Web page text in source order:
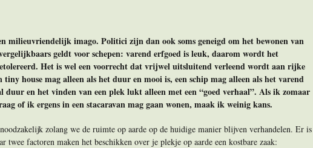
milieuvriendelijk imago. Politici zijn dan ook soms geneigd om het bewonen van
geldt voor schepen: varend erfgoed is leuk, daarom wordt het
Het is wel een voorrecht dat vrijwel uitsluitend verleend wordt aan rijke
tiny house mag alleen als het duur en mooi is, een schip mag alleen als het varend
duur en het vinden van een plek lukt alleen met een “goed verhaal”. Als ik zomaar
of ik ergens in een stacaravan mag gaan wonen, maak ik weinig kans.
zolang we de ruimte op aarde op de huidige manier blijven verhandelen. Er is
twee factoren maken het beschikken over je plekje op aarde een kostbare zaak: